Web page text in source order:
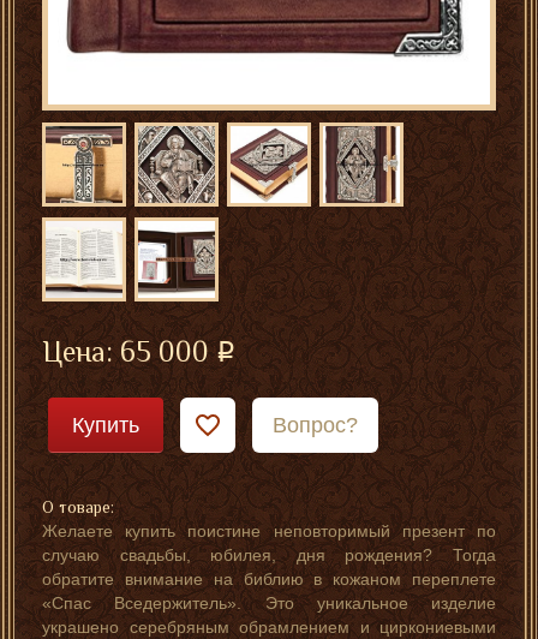
Цена:65 000
Купить Вопрос?
О товаре:
Желаете купить поистине неповторимый презент по
случаю свадьбы, юбилея, дня рождения? Тогда
обратите внимание на библию в кожаном переплете
«Спас Вседержитель». Это уникальное изделие
украшено серебряным обрамлением и циркониевыми